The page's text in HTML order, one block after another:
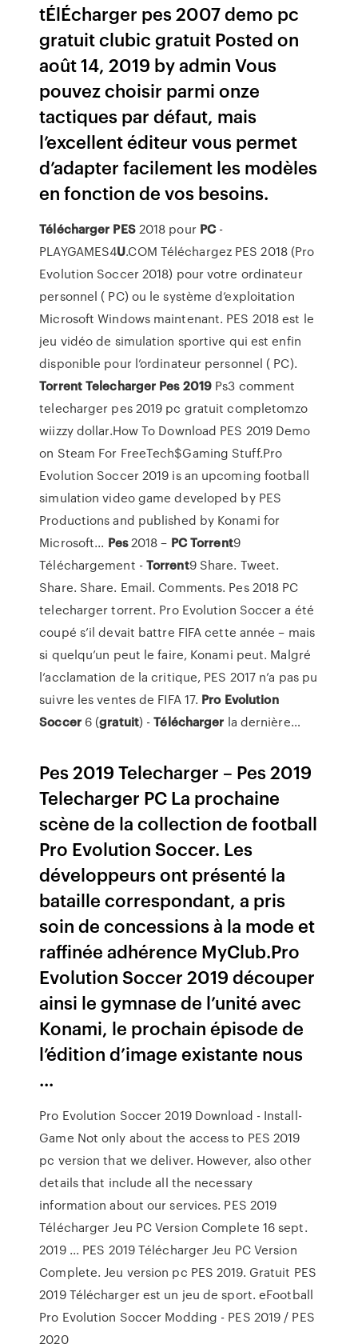
tÉlÉcharger pes 2007 demo pc
gratuit clubic gratuit Posted on
août 14, 2019 by admin Vous
pouvez choisir parmi onze
tactiques par défaut, mais
l’excellent éditeur vous permet
d’adapter facilement les modèles
en fonction de vos besoins.
Télécharger PES2018 pour PC-
PLAYGAMES4U.COM Téléchargez PES 2018 (Pro
Evolution Soccer 2018) pour votre ordinateur
personnel ( PC) ou le système d’exploitation
Microsoft Windows maintenant. PES 2018 est le
jeu vidéo de simulation sportive qui est enfin
disponible pour l’ordinateur personnel ( PC).
TorrentTelecharger Pes 2019 Ps3 comment
telecharger pes 2019 pc gratuit completomzo
wiizzy dollar.How To Download PES 2019 Demo
on Steam For FreeTech$Gaming Stuff.Pro
Evolution Soccer 2019 is an upcoming football
simulation video game developed by PES
Productions and published by Konami for
Microsoft... Pes2018 – PCTorrent9
Téléchargement -Torrent9 Share. Tweet.
Share. Share. Email. Comments. Pes 2018 PC
telecharger torrent. Pro Evolution Soccer a été
coupé s’il devait battre FIFA cette année – mais
si quelqu’un peut le faire, Konami peut. Malgré
l’acclamation de la critique, PES 2017 n’a pas pu
suivre les ventes de FIFA 17. Pro Evolution
Soccer6 (gratuit) -Télécharger la dernière…
Pes 2019 Telecharger – Pes 2019
Telecharger PC La prochaine
scène de la collection de football
Pro Evolution Soccer. Les
développeurs ont présenté la
bataille correspondant, a pris
soin de concessions à la mode et
raffinée adhérence MyClub.Pro
Evolution Soccer 2019 découper
ainsi le gymnase de l’unité avec
Konami, le prochain épisode de
l’édition d’image existante nous
...
Pro Evolution Soccer 2019 Download - Install-
Game Not only about the access to PES 2019
pc version that we deliver. However, also other
details that include all the necessary
information about our services. PES 2019
Télécharger Jeu PC Version Complete 16 sept.
2019 ... PES 2019 Télécharger Jeu PC Version
Complete. Jeu version pc PES 2019. Gratuit PES
2019 Télécharger est un jeu de sport. eFootball
Pro Evolution Soccer Modding - PES 2019 / PES
2020